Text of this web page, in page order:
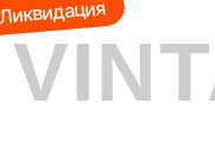
Ликвидация